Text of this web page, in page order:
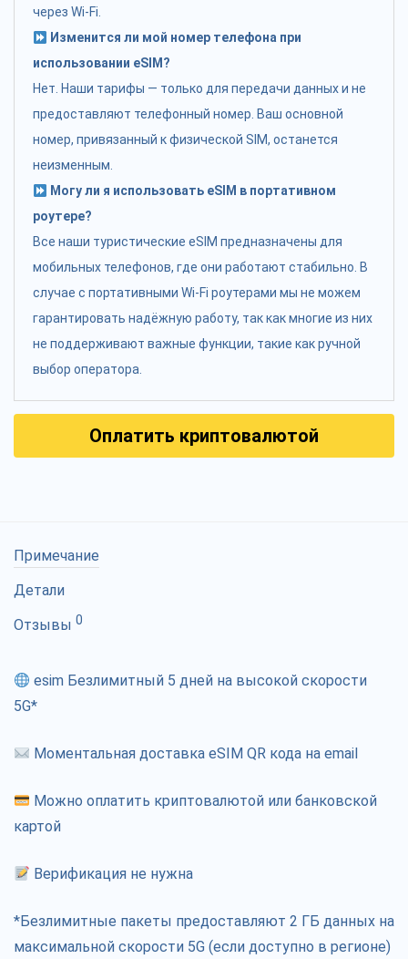
через Wi-Fi.
Изменится ли мой номер телефона при
использовании eSIM?
Нет. Наши тарифы — только для передачи данных и не
предоставляют телефонный номер. Ваш основной
номер, привязанный к физической SIM, останется
неизменным.
Могу ли я использовать eSIM в портативном
роутере?
Все наши туристические eSIM предназначены для
мобильных телефонов, где они работают стабильно. В
случае с портативными Wi-Fi роутерами мы не можем
гарантировать надёжную работу, так как многие из них
не поддерживают важные функции, такие как ручной
выбор оператора.
Оплатить криптовалютой
Примечание
Детали
Отзывы 0
esim Безлимитный 5 дней на высокой скорости
5G*
Моментальная доставка eSIM QR кода на email
Можно оплатить криптовалютой или банковской
картой
Верификация не нужна
*Безлимитные пакеты предоставляют 2 ГБ данных на
максимальной скорости 5G (если доступно в регионе)